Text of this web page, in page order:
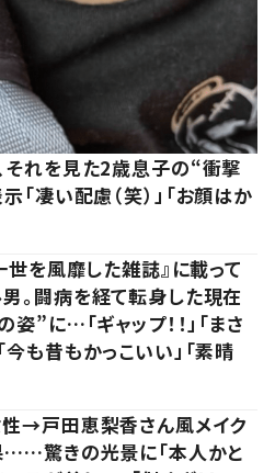
それを見た2歳息子の“衝撃
凄い配慮（笑）」「お顔はか
を風靡した雑誌』に載って
。闘病を経て転身した現在
”に…「ギャップ！！」「まさ
今も昔もかっこいい」「素晴
→戸田恵梨香さん風メイク
……驚きの光景に「本人かと